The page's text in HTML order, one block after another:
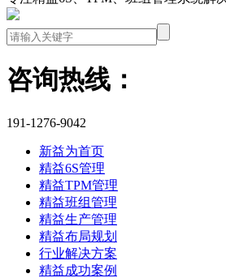
咨询热线：
191-1276-9042
新益为首页
精益6S管理
精益TPM管理
精益班组管理
精益生产管理
精益布局规划
行业解决方案
精益成功案例